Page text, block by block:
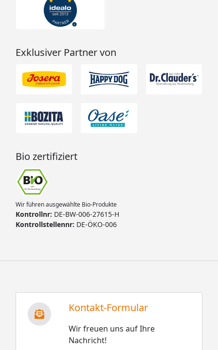
Exklusiver Partner von
Bio zertifiziert
Wir führen ausgewählte Bio-Produkte
Kontrollnr: DE-BW-006-27615-H
Kontrollstellennr: DE-ÖKO-006
Kontakt-Formular
Wir freuen uns auf Ihre
Nachricht!